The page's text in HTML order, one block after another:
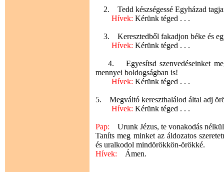
2. Tedd készségessé Egyházad
Hívek:Kérünk téged . . .
3. Keresztedből fakadjon béke és
Hívek:Kérünk téged . . .
4. Egyesítsd szenvedéseinket
mennyei boldogságban is!
Hívek:Kérünk téged . . .
5. Megváltó kereszthalálod által adj
Hívek:Kérünk téged . . .
Pap:
Urunk Jézus, te vonakodás
Taníts meg minket az áldozatos
és uralkodol mindörökkön-örökké.
Hívek:
Ámen.